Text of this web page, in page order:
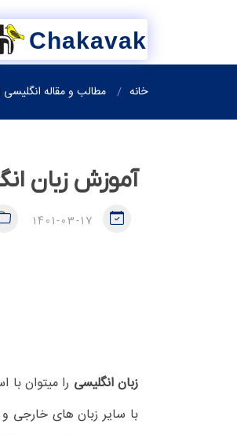
Chakavak
خانه مطالب و مقاله انگلیسی (36
آموزش زبان
1401-03-17
زبان انگلیسی را میتوان
با سایر زبان های خارجی و